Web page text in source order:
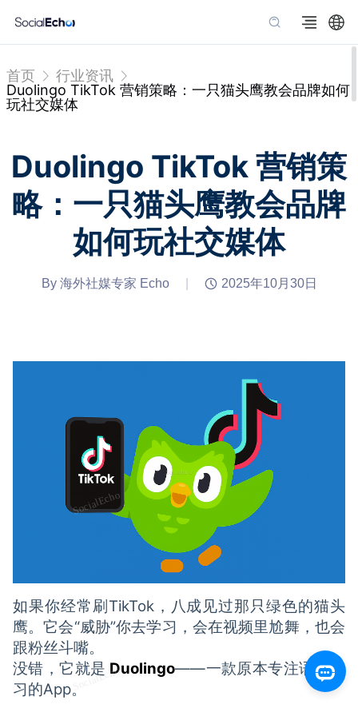
首页
行业资讯
Duolingo TikTok 营销策略：一只猫头鹰教会品牌如何
玩社交媒体
Duolingo TikTok 营销策
略：一只猫头鹰教会品牌
如何玩社交媒体
By 海外社媒专家 Echo 2025年10月30日
如果你经常刷TikTok，八成见过那只绿色的猫头
鹰。它会“威胁”你去学习，会在视频里尬舞，也会
跟粉丝斗嘴。
没错，它就是 Duolingo——一款原本专注语言学
习的App。